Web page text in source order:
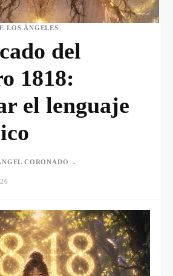
LOS ÁNGELES
del
1818:
el lenguaje
CORONADO -